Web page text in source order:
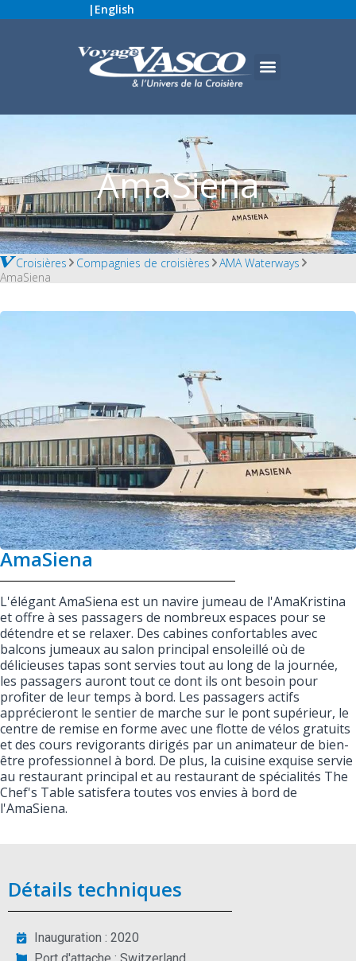
| English
AmaSiena
Croisières Compagnies de croisières
AMA Waterways
AmaSiena
AmaSiena
L'élégant AmaSiena est un navire jumeau de l'AmaKristina
et offre à ses passagers de nombreux espaces pour se
détendre et se relaxer. Des cabines confortables avec
balcons jumeaux au salon principal ensoleillé où de
délicieuses tapas sont servies tout au long de la journée,
les passagers auront tout ce dont ils ont besoin pour
profiter de leur temps à bord. Les passagers actifs
apprécieront le sentier de marche sur le pont supérieur, le
centre de remise en forme avec une flotte de vélos gratuits
et des cours revigorants dirigés par un animateur de bien-
être professionnel à bord. De plus, la cuisine exquise servie
au restaurant principal et au restaurant de spécialités The
Chef's Table satisfera toutes vos envies à bord de
l'AmaSiena.
Détails techniques
Inauguration : 2020